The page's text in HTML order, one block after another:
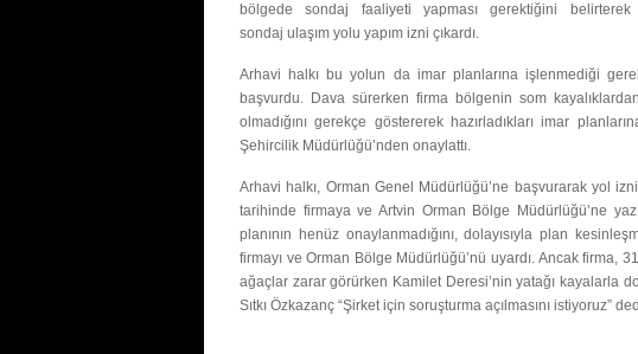
bölgede sondaj faaliyeti yapması gerektiğini
sondaj ulaşım yolu yapım izni çıkardı.
Arhavi halkı bu yolun da imar planlarına işlenmediği
başvurdu. Dava sürerken firma bölgenin som
olmadığını gerekçe göstererek hazırladıkları imar
Şehircilik Müdürlüğü’nden onaylattı.
Arhavi halkı, Orman Genel Müdürlüğü’ne başvurarak yol
tarihinde firmaya ve Artvin Orman Bölge Müdürlüğü’ne
planının henüz onaylanmadığını, dolayısıyla plan
firmayı ve Orman Bölge Müdürlüğü’nü uyardı. Ancak firma,
ağaçlar zarar görürken Kamilet Deresi’nin yatağı kayalarla
Sıtkı Özkazanç “Şirket için soruşturma açılmasını istiyoruz”